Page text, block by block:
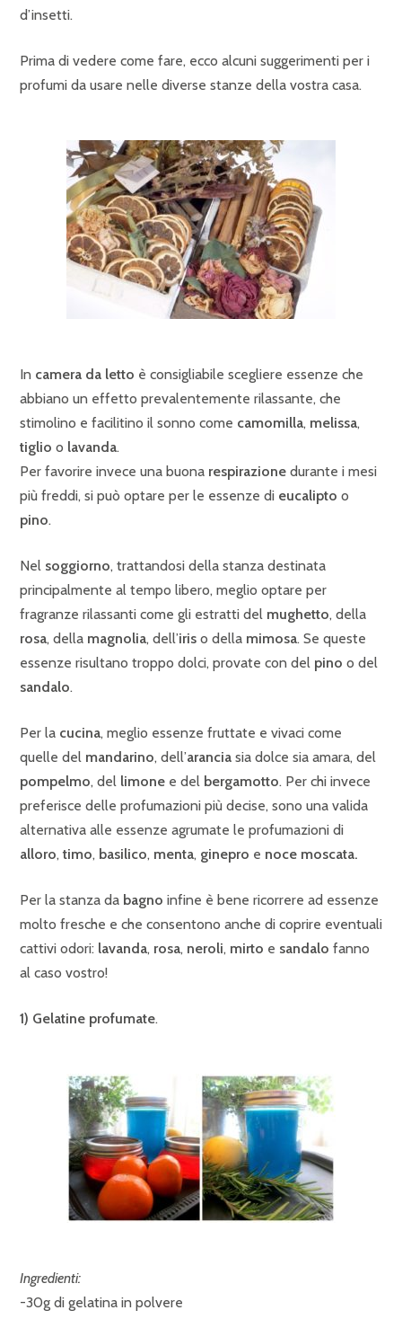
d’insetti.
Prima di vedere come fare, ecco alcuni suggerimenti per i
profumi da usare nelle diverse stanze della vostra casa.
In camera da letto è consigliabile scegliere essenze che
abbiano un effetto prevalentemente rilassante, che
stimolino e facilitino il sonno come camomilla, melissa,
tiglio o lavanda.
Per favorire invece una buona respirazione durante i mesi
più freddi, si può optare per le essenze di eucalipto o
pino.
Nel soggiorno, trattandosi della stanza destinata
principalmente al tempo libero, meglio optare per
fragranze rilassanti come gli estratti del mughetto, della
rosa, della magnolia, dell’iris o della mimosa. Se queste
essenze risultano troppo dolci, provate con del pino o del
sandalo.
Per la cucina, meglio essenze fruttate e vivaci come
quelle del mandarino, dell’arancia sia dolce sia amara, del
pompelmo, del limone e del bergamotto. Per chi invece
preferisce delle profumazioni più decise, sono una valida
alternativa alle essenze agrumate le profumazioni di
alloro, timo, basilico, menta, ginepro e noce moscata.
Per la stanza da bagno infine è bene ricorrere ad essenze
molto fresche e che consentono anche di coprire eventuali
cattivi odori: lavanda, rosa, neroli, mirto e sandalo fanno
al caso vostro!
1) Gelatine profumate.
Ingredienti:
-30g di gelatina in polvere